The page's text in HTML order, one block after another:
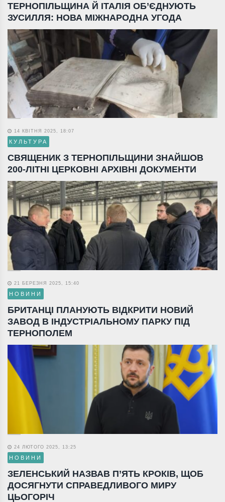
ТЕРНОПІЛЬЩИНА Й ІТАЛІЯ ОБ’ЄДНУЮТЬ
ЗУСИЛЛЯ: НОВА МІЖНАРОДНА УГОДА
14 КВІТНЯ 2025, 18:07
КУЛЬТУРА
СВЯЩЕНИК З ТЕРНОПІЛЬЩИНИ ЗНАЙШОВ
200-ЛІТНІ ЦЕРКОВНІ АРХІВНІ ДОКУМЕНТИ
21 БЕРЕЗНЯ 2025, 15:40
НОВИНИ
БРИТАНЦІ ПЛАНУЮТЬ ВІДКРИТИ НОВИЙ
ЗАВОД В ІНДУСТРІАЛЬНОМУ ПАРКУ ПІД
ТЕРНОПОЛЕМ
24 ЛЮТОГО 2025, 13:25
НОВИНИ
ЗЕЛЕНСЬКИЙ НАЗВАВ П’ЯТЬ КРОКІВ, ЩОБ
ДОСЯГНУТИ СПРАВЕДЛИВОГО МИРУ
ЦЬОГОРІЧ